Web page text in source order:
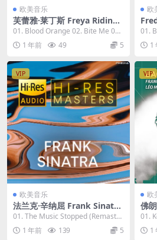
欧美音乐
芙蕾雅·莱丁斯 Freya Ridings
- Blood Orange 2023 [24bi
t/96kHz] [Hi-Res Flac 992M
B]
01. Blood Orange 02. Bite Me 03.
Weekend...
1 年前 49 5
欧
bit/
01.
urn
1
VIP
欧美音乐
法兰克·辛纳屈 Frank Sinatra
- Hi-Res Masters 2023 [24bi
t/48kHz] [Hi-Res Flac 3.51G
B]
01. The Music Stopped (Remaster
ed) 02. F...
1 年前 139 5
VIP
欧
佛
h
[Hi-
01.
r,
1